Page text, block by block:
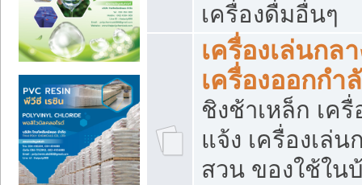
เครื่องดื่มอื่นๆ
เครื่องเล่นกล
เครื่องออกกำ
ชิงช้าเหล็ก เค
แจ้ง เครื่องเล่น
สวน ของใช้ใน